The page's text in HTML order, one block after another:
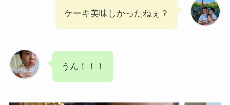
ケーキ美味しかったねぇ？
うん！！！